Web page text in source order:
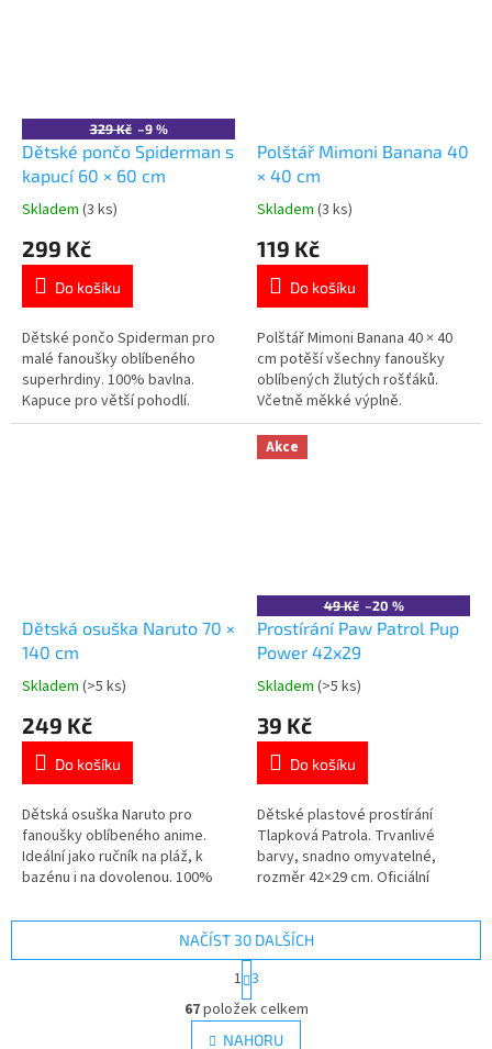
329 Kč –9 %
Dětské pončo Spiderman s
kapucí 60 × 60 cm
Průměrné
produktu
4,5
5
hvězdiček.
Skladem (3 ks)
299 Kč
Do košíku
Dětské pončo Spiderman pro
malé fanoušky oblíbeného
superhrdiny. 100% bavlna.
Kapuce pro větší pohodlí.
Rozměr ve složeném stavu: 60 ×
Polštář Mimoni Banana 40
× 40 cm
Průměrné
produktu
5,0
5
hvězdiček.
Skladem (3 ks)
119 Kč
Do košíku
Polštář Mimoni Banana 40 × 40
cm potěší všechny fanoušky
oblíbených žlutých rošťáků.
Včetně měkké výplně.
Oboustranný potisk. Certifikace
OEKO-TEX® Standard 100.
Oficiální licence Mimoni. 👉 Více
Dětská osuška Naruto 70 ×
140 cm
Průměrné
produktu
5,0
5
hvězdiček.
Skladem (>5 ks)
249 Kč
Do košíku
Dětská osuška Naruto pro
fanoušky oblíbeného anime.
Ideální jako ručník na pláž, k
bazénu i na dovolenou. 100%
Rozměr: 70 × 140 cm. Certifikace
Oeko-Tex Standard 100. 👉 Více
produktů s motivem Naruto
Akce
49 Kč –20 %
Prostírání Paw Patrol Pup
Power 42x29
Průměrné
produktu
5,0
5
hvězdiček.
Skladem (>5 ks)
39 Kč
Do košíku
Dětské plastové prostírání
Tlapková Patrola. Trvanlivé
barvy, snadno omyvatelné,
rozměr 42×29 cm. Oficiální
motivem 👉 TLAPKOVÉ
PATROLY
O
v
l
NAČÍST 30 DALŠÍCH
S
t
r
á
n
1 3
67položek celkem
NAHORU